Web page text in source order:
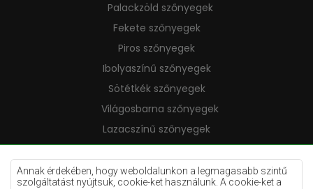
Annak érdekében, hogy weboldalunkon a legmagasabb szintű
szolgáltatást nyújtsuk, cookie-ket használunk. A cookie-ket a
Palackzöld szőnyegek
Fekete szőnyegek
Piros szőnyegek
Ibolyaszínű szőnyegek
Sötétkék szőnyegek
Világosbarna szőnyegek
Lazacszínű szőnyegek
Krémszínű szőnyegek
Lila szőnyegek